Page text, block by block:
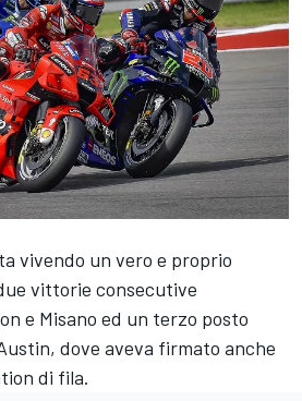
vivendo un vero e proprio
vittorie consecutive
e Misano ed un terzo posto
dove aveva firmato anche
di fila.